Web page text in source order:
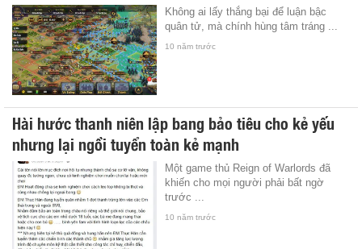
Không ai lấy thắng bại để luận bậc
quân tử, mà chính hùng tâm tráng ...
10 năm trước
Hài hước thanh niên lập bang bảo tiêu cho kẻ yếu
nhưng lại ngồi tuyển toàn kẻ mạnh
Một game thủ Reign of Warlords đã
khiến cho mọi người phải bất ngờ
trước ...
10 năm trước